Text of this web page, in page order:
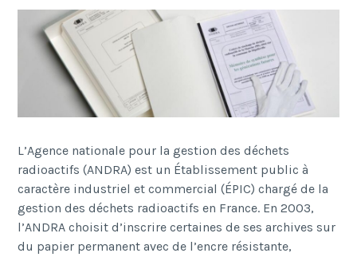
L’Agence nationale pour la gestion des déchets
radioactifs (ANDRA) est un Établissement public à
caractère industriel et commercial (ÉPIC) chargé de la
gestion des déchets radioactifs en France. En 2003,
l’ANDRA choisit d’inscrire certaines de ses archives sur
du papier permanent avec de l’encre résistante,